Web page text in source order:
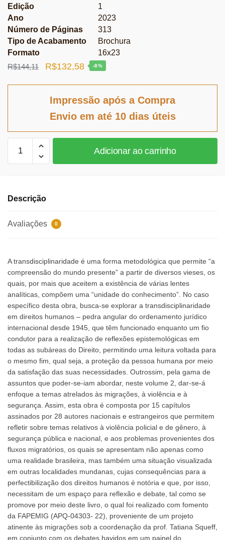
Edição
1
Ano
2023
Número de Páginas
313
Tipo de Acabamento
Brochura
Formato
16x23
R$144,11
O
original
R$132,58O
atual
-8%
Impressão após a Compra
Envio em até 10 dias úteis
transdisciplinares
quantidade
Adicionar ao carrinho
Descrição
Avaliações 0
A transdisciplinaridade é uma forma metodológica que permite “a
compreensão do mundo presente” a partir de diversos vieses, os
quais, por mais que aceitem a existência de várias lentes
analíticas, compõem uma “unidade do conhecimento”. No caso
específico desta obra, busca-se explorar a transdisciplinaridade
em direitos humanos – pedra angular do ordenamento jurídico
internacional desde 1945, que têm funcionado enquanto um fio
condutor para a realização de reflexões epistemológicas em
todas as subáreas do Direito, permitindo uma leitura voltada para
o mesmo fim, qual seja, a proteção da pessoa humana por meio
da satisfação das suas necessidades. Outrossim, pela gama de
assuntos que poder-se-iam abordar, neste volume 2, dar-se-á
enfoque a temas atrelados às migrações, à violência e à
segurança. Assim, esta obra é composta por 15 capítulos
assinados por 28 autores nacionais e estrangeiros que permitem
refletir sobre temas relativos à violência policial e de gênero, à
segurança pública e nacional, e aos problemas provenientes dos
fluxos migratórios, os quais se apresentam não apenas como
uma realidade brasileira, mas também uma situação visualizada
em outras localidades mundanas, cujas consequências para a
perfectibilização dos direitos humanos é notória e que, por isso,
necessitam de um espaço para reflexão e debate, tal como se
promove por meio deste livro, o qual foi realizado com fomento
da FAPEMIG (APQ-04303- 22), proveniente de um projeto
atinente às migrações sob a coordenação da prof. Tatiana Squeff,
em conjunto com os debates havidos em um painel do